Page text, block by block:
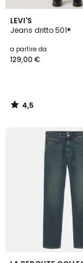
LEVI'S
Jeans dritto 501®
a partire da
129,00 €
4,5
/ 5
3
Colori
4,5
/